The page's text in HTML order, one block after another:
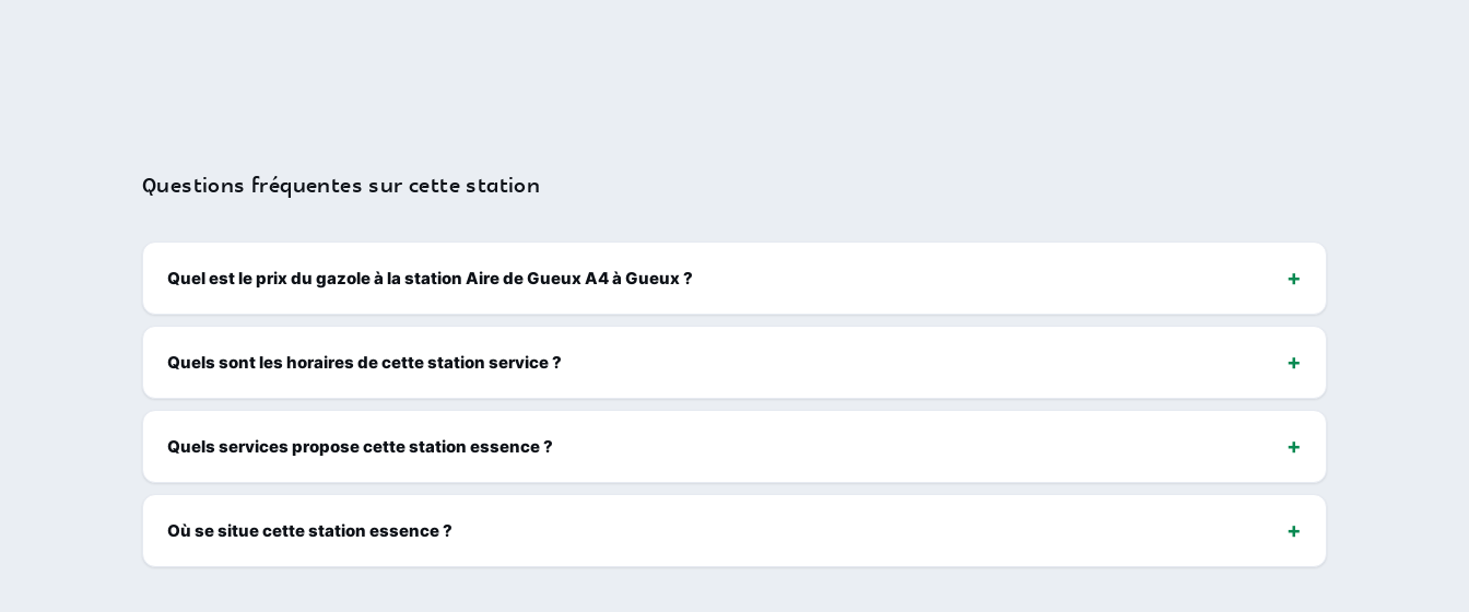
Questions fréquentes sur cette station
Quel est le prix du gazole à la station Aire de Gueux A4 à Gueux ?
Quels sont les horaires de cette station service ?
Quels services propose cette station essence ?
Où se situe cette station essence ?